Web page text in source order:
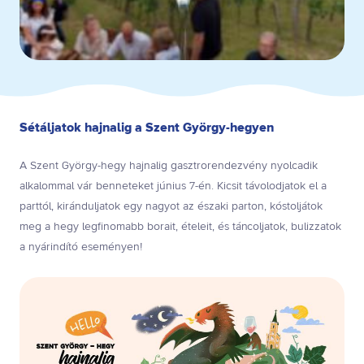
Sétáljatok hajnalig a Szent György-hegyen
A Szent György-hegy hajnalig gasztrorendezvény nyolcadik
alkalommal vár benneteket június 7-én. Kicsit távolodjatok el a
parttól, kiránduljatok egy nagyot az északi parton, kóstoljátok
meg a hegy legfinomabb borait, ételeit, és táncoljatok, bulizzatok
a nyárindító eseményen!